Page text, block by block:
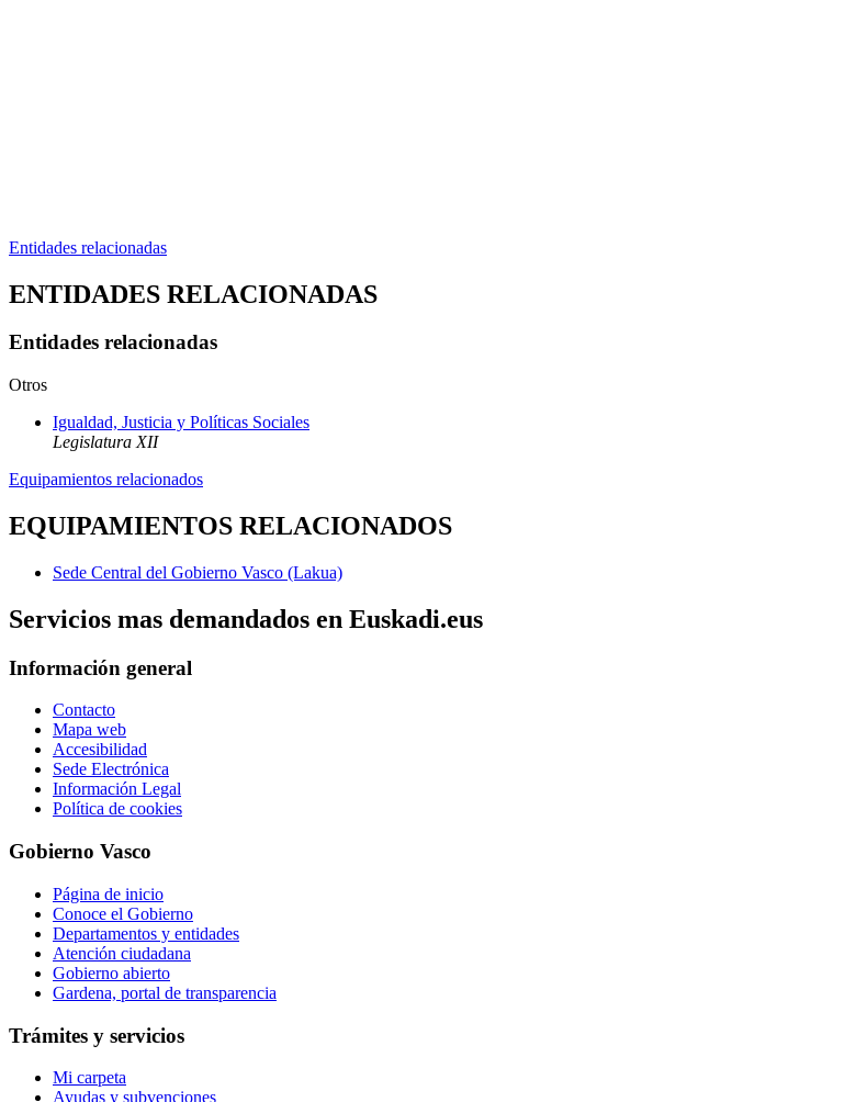
Entidades relacionadas
ENTIDADES RELACIONADAS
Entidades relacionadas
Otros
Igualdad, Justicia y Políticas Sociales
Legislatura XII
Equipamientos relacionados
EQUIPAMIENTOS RELACIONADOS
Sede Central del Gobierno Vasco (Lakua)
Servicios mas demandados en Euskadi.eus
Información general
Contacto
Mapa web
Accesibilidad
Sede Electrónica
Información Legal
Política de cookies
Gobierno Vasco
Página de inicio
Conoce el Gobierno
Departamentos y entidades
Atención ciudadana
Gobierno abierto
Gardena, portal de transparencia
Trámites y servicios
Mi carpeta
Ayudas y subvenciones